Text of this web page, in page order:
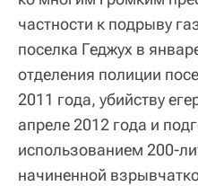
частности к подрыву
поселка Геджух в
отделения полиции
2011 года, убийству
апреле 2012 года и
использованием 200-
начиненной